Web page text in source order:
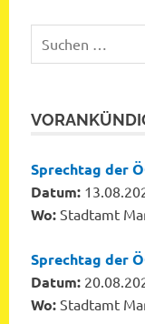
nach:
Sprechtag der
Datum:
Wo: Stadtamt
Sprechtag der
Datum:
Wo: Stadtamt